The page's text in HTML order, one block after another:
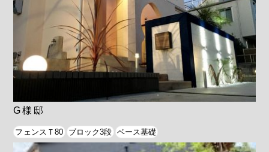
G様邸
フェンスＴ80 ブロック3段 ベース基礎